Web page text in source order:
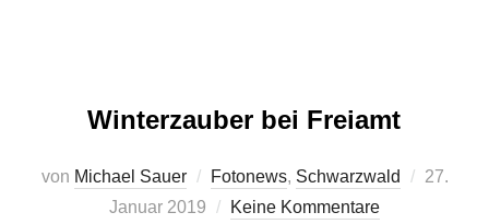
Winterzauber bei Freiamt
von Michael Sauer Fotonews, Schwarzwald
27.
Januar 2019
Keine Kommentare